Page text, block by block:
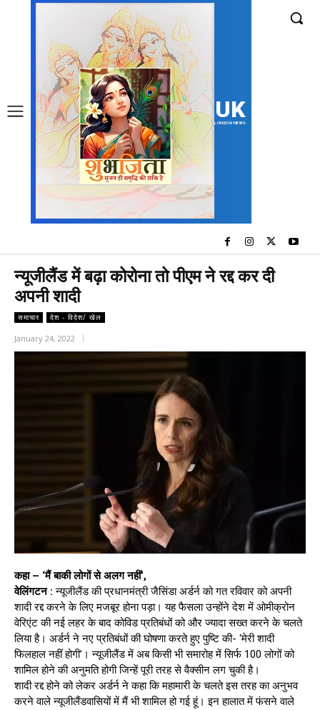
UK
LONDON NEWS
न्यूजीलैंड में बढ़ा कोरोना तो पीएम ने रद्द कर दी
अपनी शादी
समाचार देश - विदेश/ खेल
January 24, 2022
कहा – ‘मैं बाकी लोगों से अलग नहीं’,
वेलिंगटन : न्यूजीलैंड की प्रधानमंत्री जैसिंडा अर्डर्न को गत रविवार को अपनी
शादी रद्द करने के लिए मजबूर होना पड़ा। यह फैसला उन्होंने देश में ओमीक्रोन
वेरिएंट की नई लहर के बाद कोविड प्रतिबंधों को और ज्यादा सख्त करने के चलते
लिया है। अर्डर्न ने नए प्रतिबंधों की घोषणा करते हुए पुष्टि की- ‘मेरी शादी
फिलहाल नहीं होगी’। न्यूजीलैंड में अब किसी भी समारोह में सिर्फ 100 लोगों को
शामिल होने की अनुमति होगी जिन्हें पूरी तरह से वैक्सीन लग चुकी है।
शादी रद्द होने को लेकर अर्डर्न ने कहा कि महामारी के चलते इस तरह का अनुभव
करने वाले न्यूजीलैंडवासियों में मैं भी शामिल हो गई हूं। इन हालात में फंसने वाले